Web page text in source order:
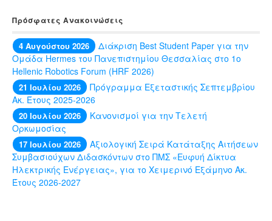
Πρόσφατες Ανακοινώσεις
4 Αυγούστου 2026
Διάκριση Best Student Paper για την
Ομάδα Hermes του Πανεπιστημίου Θεσσαλίας στο 1ο
Hellenic Robotics Forum (HRF 2026)
21 Ιουλίου 2026
Πρόγραμμα Εξεταστικής Σεπτεμβρίου
Ακ. Έτους 2025-2026
20 Ιουλίου 2026
Κανονισμοί για την Τελετή
Ορκωμοσίας
17 Ιουλίου 2026
Αξιολογική Σειρά Κατάταξης Αιτήσεων
Συμβασιούχων Διδασκόντων στο ΠΜΣ «Ευφυή Δίκτυα
Ηλεκτρικής Ενέργειας», για το Χειμερινό Εξάμηνο Ακ.
Έτους 2026-2027